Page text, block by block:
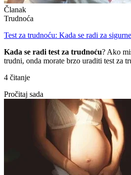
Članak
Trudnoća
Test za trudnoću: Kada se radi za
Kada se radi test za trudnoću? Ako
trudni, onda morate brzo uraditi test za
4 čitanje
Pročitaj sada